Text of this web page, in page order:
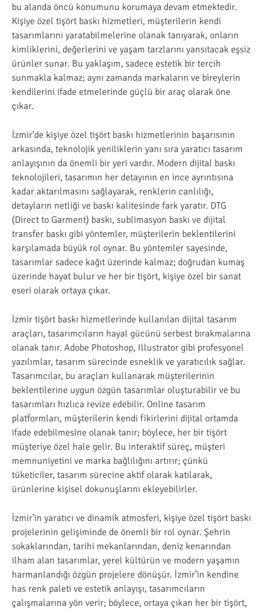
bu alanda öncü konumunu korumaya devam etmektedir.
Kişiye özel tişört baskı hizmetleri, müşterilerin kendi
tasarımlarını yaratabilmelerine olanak tanıyarak, onların
kimliklerini, değerlerini ve yaşam tarzlarını yansıtacak eşsiz
ürünler sunar. Bu yaklaşım, sadece estetik bir tercih
sunmakla kalmaz; aynı zamanda markaların ve bireylerin
kendilerini ifade etmelerinde güçlü bir araç olarak öne
çıkar.
İzmir’de kişiye özel tişört baskı hizmetlerinin başarısının
arkasında, teknolojik yeniliklerin yanı sıra yaratıcı tasarım
anlayışının da önemli bir yeri vardır. Modern dijital baskı
teknolojileri, tasarımın her detayının en ince ayrıntısına
kadar aktarılmasını sağlayarak, renklerin canlılığı,
detayların netliği ve baskı kalitesinde fark yaratır. DTG
(Direct to Garment) baskı, sublimasyon baskı ve dijital
transfer baskı gibi yöntemler, müşterilerin beklentilerini
karşılamada büyük rol oynar. Bu yöntemler sayesinde,
tasarımlar sadece kağıt üzerinde kalmaz; doğrudan kumaş
üzerinde hayat bulur ve her bir tişört, kişiye özel bir sanat
eseri olarak ortaya çıkar.
İzmir tişört baskı hizmetlerinde kullanılan dijital tasarım
araçları, tasarımcıların hayal gücünü serbest bırakmalarına
olanak tanır. Adobe Photoshop, Illustrator gibi profesyonel
yazılımlar, tasarım sürecinde esneklik ve yaratıcılık sağlar.
Tasarımcılar, bu araçları kullanarak müşterilerinin
beklentilerine uygun özgün tasarımlar oluşturabilir ve bu
tasarımları hızlıca revize edebilir. Online tasarım
platformları, müşterilerin kendi fikirlerini dijital ortamda
ifade edebilmesine olanak tanır; böylece, her bir tişört
müşteriye özel hale gelir. Bu interaktif süreç, müşteri
memnuniyetini ve marka bağlılığını artırır; çünkü
tüketiciler, tasarım sürecine aktif olarak katılarak,
ürünlerine kişisel dokunuşlarını ekleyebilirler.
İzmir’in yaratıcı ve dinamik atmosferi, kişiye özel tişört baskı
projelerinin gelişiminde de önemli bir rol oynar. Şehrin
sokaklarından, tarihi mekanlarından, deniz kenarından
ilham alan tasarımlar, yerel kültürün ve modern yaşamın
harmanlandığı özgün projelere dönüşür. İzmir’in kendine
has renk paleti ve estetik anlayışı, tasarımcıların
çalışmalarına yön verir; böylece, ortaya çıkan her bir tişört,